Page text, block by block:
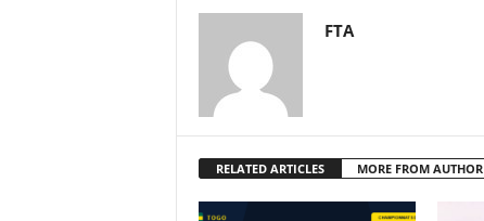
FTA
RELATED ARTICLES MORE FROM AUTHOR